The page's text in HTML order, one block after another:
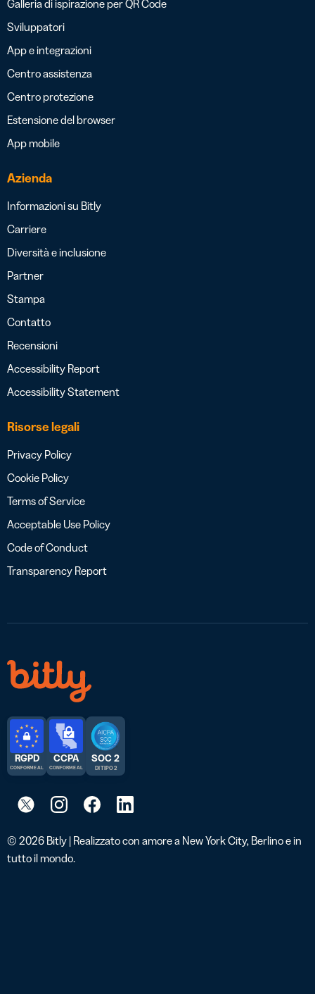
Galleria di ispirazione per QR Code
Sviluppatori
App e integrazioni
Centro assistenza
Centro protezione
Estensione del browser
App mobile
Azienda
Informazioni su Bitly
Carriere
Diversità e inclusione
Partner
Stampa
Contatto
Recensioni
Accessibility Report
Accessibility Statement
Risorse legali
Privacy Policy
Cookie Policy
Terms of Service
Acceptable Use Policy
Code of Conduct
Transparency Report
© 2026 Bitly | Realizzato con amore a New York City, Berlino e in
tutto il mondo.
RGPD
CONFORME AL
CCPA
CONFORME AL
SOC 2
DI TIPO 2